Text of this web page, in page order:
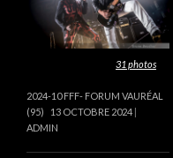
31 photos
2024-10 FFF- FORUM VAURÉAL
(95)
13 OCTOBRE 2024
ADMIN